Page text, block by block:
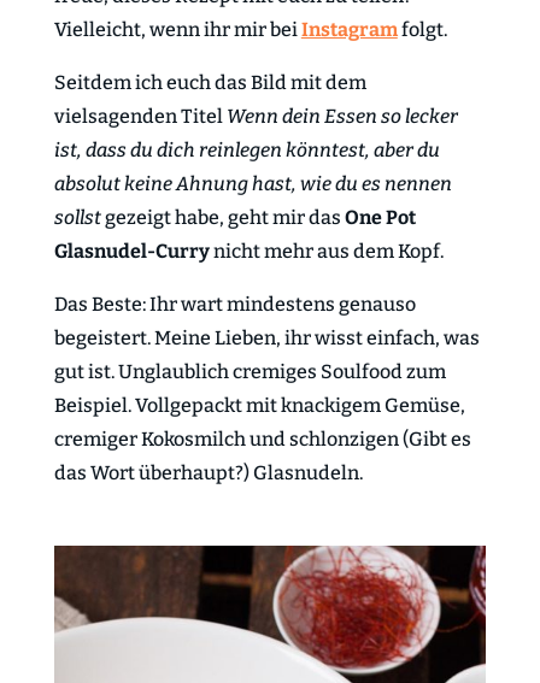
Vielleicht, wenn ihr mir beiInstagramfolgt.
Seitdem ich euch das Bild mit dem
vielsagenden Titel Wenn dein Essen so lecker
ist, dass du dich reinlegen könntest, aber du
absolut keine Ahnung hast, wie du es nennen
sollstgezeigt habe, geht mir das One Pot
Glasnudel-Currynicht mehr aus dem Kopf.
Das Beste: Ihr wart mindestens genauso
begeistert. Meine Lieben, ihr wisst einfach, was
gut ist. Unglaublich cremiges Soulfood zum
Beispiel. Vollgepackt mit knackigem Gemüse,
cremiger Kokosmilch und schlonzigen (Gibt es
das Wort überhaupt?) Glasnudeln.